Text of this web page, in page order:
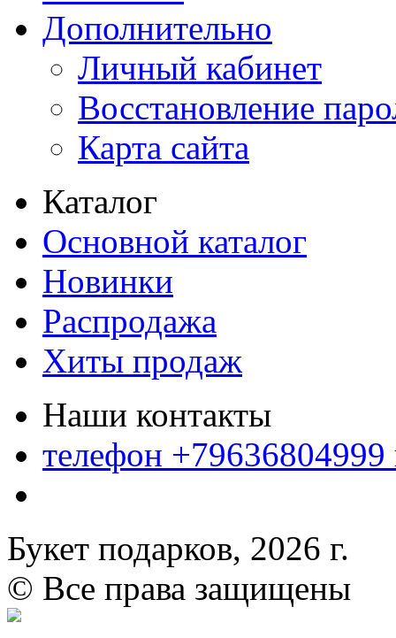
Дополнительно
Личный кабинет
Восстановление
Карта сайта
Каталог
Основной каталог
Новинки
Распродажа
Хиты продаж
Наши контакты
телефон
Букет подарков, 2026 г.
© Все права защищены